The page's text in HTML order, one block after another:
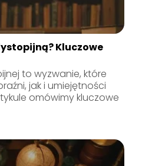
Kluczowe
to wyzwanie, które
jak i umiejętności
omówimy kluczowe